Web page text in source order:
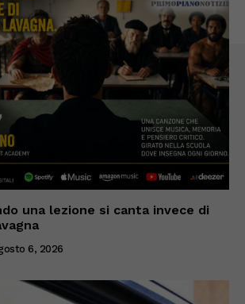
una lezione si canta invece di
6, 2026